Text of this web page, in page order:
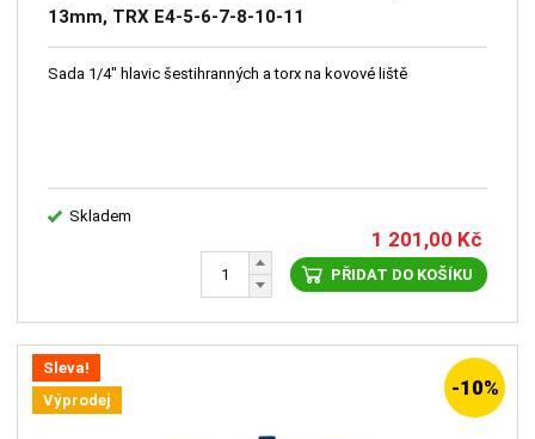
13mm, TRX E4-5-6-7-8-10-11
Sada 1/4" hlavic šestihranných a torx na kovové liště
Skladem
1 201,00 Kč
PŘIDAT DO KOŠÍKU
Sleva!
Výprodej
-10%